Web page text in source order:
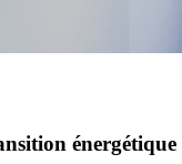
énergétique